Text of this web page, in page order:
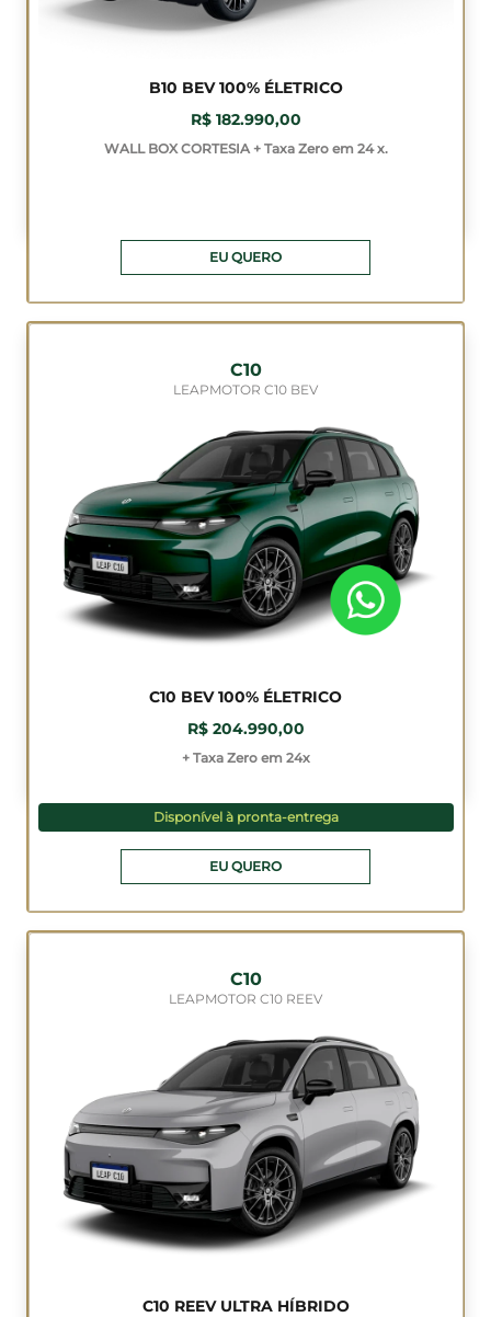
B10 BEV 100% ÉLETRICO
R$ 182.990,00
WALL BOX CORTESIA + Taxa Zero em 24 x.
EU QUERO
C10
LEAPMOTOR C10 BEV
C10 BEV 100% ÉLETRICO
R$ 204.990,00
+ Taxa Zero em 24x
Disponível à pronta-entrega
EU QUERO
C10
LEAPMOTOR C10 REEV
C10 REEV ULTRA HÍBRIDO